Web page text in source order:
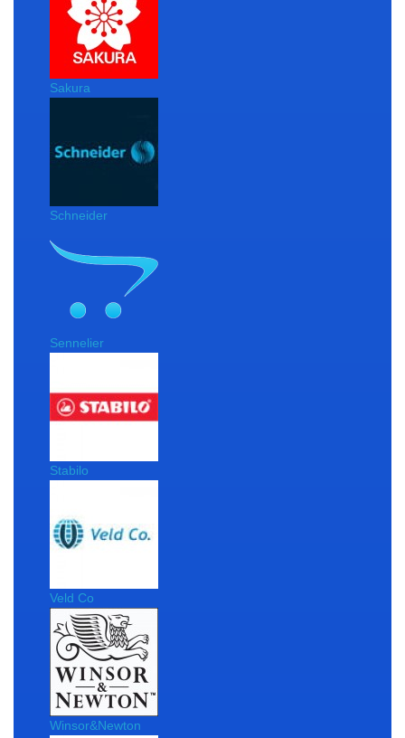
Sakura
Schneider
Sennelier
Stabilo
Veld Co
Winsor&Newton